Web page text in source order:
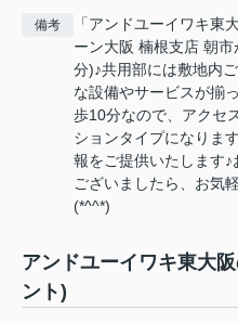
備考
「アンドユーイワキ東
ーン大阪 楠根支店 朝
分)♪共用部には敷地内
な設備やサービスが揃
歩10分なので、アクセ
ションタイプになりま
報をご提供いたします
ございましたら、お気
(*^^*)
アンドユーイワキ東大
ント)